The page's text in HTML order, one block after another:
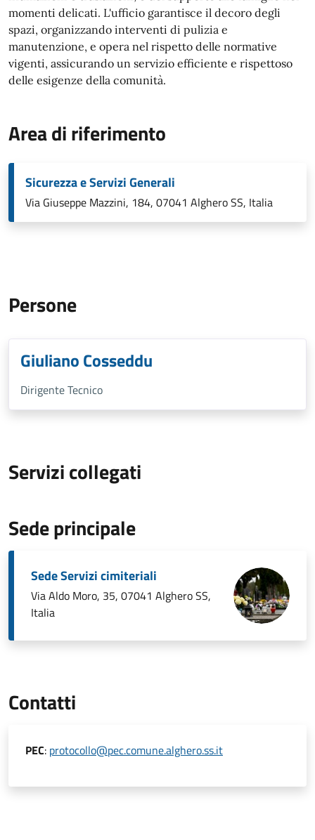
momenti delicati. L'ufficio garantisce il decoro degli
spazi, organizzando interventi di pulizia e
manutenzione, e opera nel rispetto delle normative
vigenti, assicurando un servizio efficiente e rispettoso
delle esigenze della comunità.
Area di riferimento
Sicurezza e Servizi Generali
Via Giuseppe Mazzini, 184, 07041 Alghero SS, Italia
Persone
Giuliano Cosseddu
Dirigente Tecnico
Servizi collegati
Sede principale
Sede Servizi cimiteriali
Via Aldo Moro, 35, 07041 Alghero SS,
Italia
Contatti
PEC: protocollo@pec.comune.alghero.ss.it